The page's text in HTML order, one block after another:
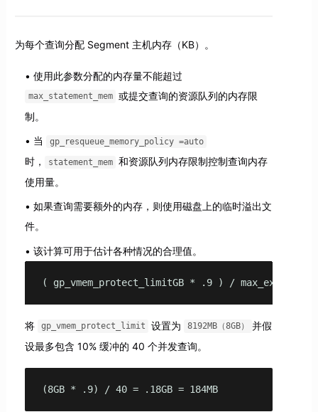
为每个查询分配 Segment 主机内存（KB）。
使用此参数分配的内存量不能超过
max_statement_mem
或提交查询的资源队列的内存限
制。
当 gp_resqueue_memory_policy =auto
时， statement_mem
和资源队列内存限制控制查询内存
使用量。
如果查询需要额外的内存，则使用磁盘上的临时溢出文
件。
该计算可用于估计各种情况的合理值。
( gp_vmem_protect_limitGB * .9 ) /
将 gp_vmem_protect_limit 设置为 8192MB（8GB）
并假
设最多包含 10% 缓冲的 40 个并发查询。
(8GB * .9) / 40 = .18GB = 184MB